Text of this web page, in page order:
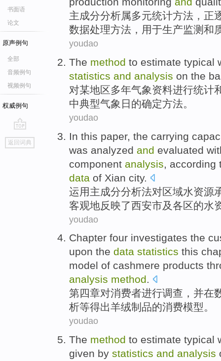
书面语
论文
原声例句
全部
音频例句
视频例句
权威例句
go
top
返回词典
主成分分析属多元统计方法 ，正
数据处理方法 ， 用于生产监测 和
youdao
The method to estimate typical
statistics and analysis on the
对某地区多年气象资料进行统计
中典型气象 日 的确定方法。
youdao
In this paper, the carrying
was analyzed and evaluated
component analysis ,
data of Xian city.
运用主成分分析法对区域水资源
客观地反映了西安市及各区的水
youdao
Chapter four investigates the
upon the data statistics this
model of cashmere products
analysis method.
第四章对消费者进行调查 ，并在
析等得出羊绒制品的消费模型。
youdao
The method to estimate typical
given by statistics and analysis